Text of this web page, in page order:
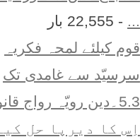
- 22,555 بار
قوم کیلئے لمحہ فکریہ
سرسیّد سے غامدی تک
5.3۔دین رویّہ رواج قانون
اِس کا ديرپا حل